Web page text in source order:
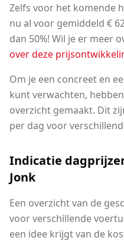
Zelfs voor het komende
nu al voor gemiddeld €
dan 50%! Wil je er meer
over deze
Om je een concreet en
kunt verwachten,
overzicht gemaakt. Dit
per dag voor
Indicatie
Jonk
Een overzicht van de
voor verschillende
een idee krijgt van de